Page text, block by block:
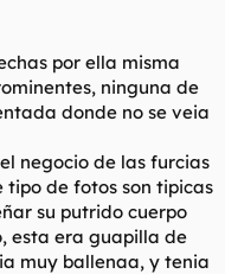
por ella misma
ninguna de
donde no se veia
negocio de las furcias
tipo de fotos son tipicas
su putrido cuerpo
esta era guapilla de
muy ballenaa, y tenia